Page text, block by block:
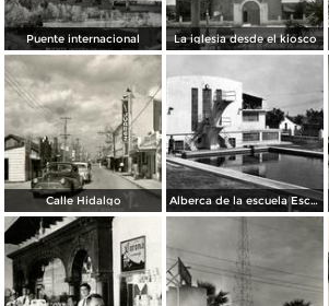
Puente internacional La iglesia desde el kiosco
Calle Hidalgo Alberca de la escuela Escandón